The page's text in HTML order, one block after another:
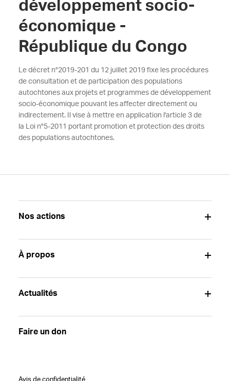
développement socio-
économique -
République du Congo
Le décret n°2019-201 du 12 juillet 2019 fixe les procédures
de consultation et de participation des populations
autochtones aux projets et programmes de développement
socio-économique pouvant les affecter directement ou
indirectement. Il vise à mettre en application l'article 3 de
la Loi n°5-2011 portant promotion et protection des droits
des populations autochtones.
Nos actions
À propos
Actualités
Faire un don